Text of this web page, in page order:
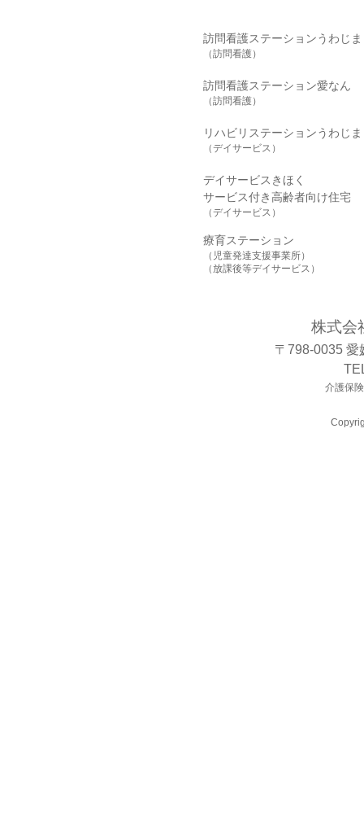
訪問看護ステーションうわじま
（訪問看護）
訪問看護ステーション愛なん
（訪問看護）
リハビリステーションうわじま
（デイサービス）
デイサービスきほく
サービス付き高齢者向け住宅
（デイサービス）
療育ステーション
（児童発達支援事業所）
（放課後等デイサービス）
株式会
〒798-0035 愛
介護保